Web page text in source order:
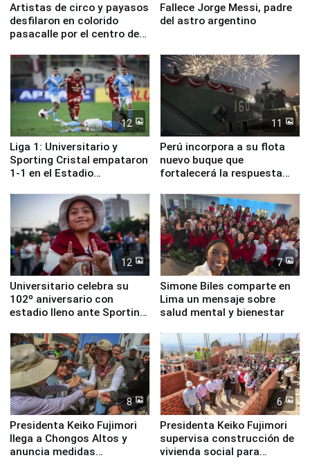
Artistas de circo y payasos
desfilaron en colorido
pasacalle por el centro de
Fallece Jorge Messi, padre
del astro argentino
12
Liga 1: Universitario y
Sporting Cristal empataron
1-1 en el Estadio
11
Perú incorpora a su flota
nuevo buque que
fortalecerá la respuesta
12
Universitario celebra su
102º aniversario con
estadio lleno ante Sporting
7
Simone Biles comparte en
Lima un mensaje sobre
salud mental y bienestar
8
Presidenta Keiko Fujimori
llega a Chongos Altos y
anuncia medidas
6
Presidenta Keiko Fujimori
supervisa construcción de
vivienda social para